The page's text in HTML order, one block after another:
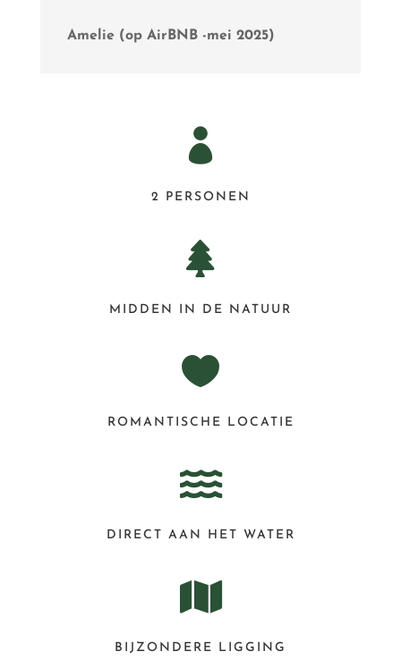
Amelie (op AirBNB -mei 2025)

2 PERSONEN

MIDDEN IN DE NATUUR

ROMANTISCHE LOCATIE

DIRECT AAN HET WATER

BIJZONDERE LIGGING